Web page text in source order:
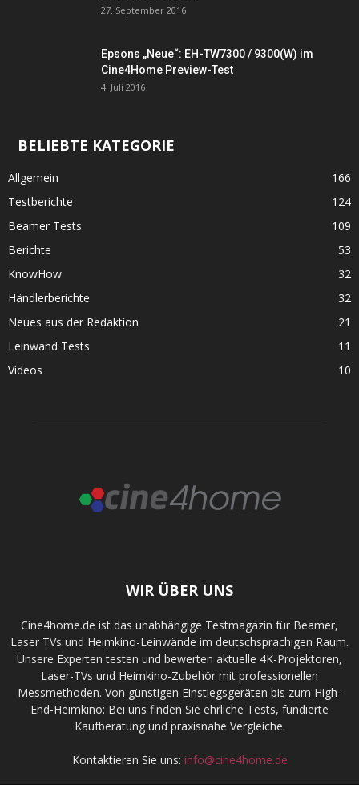
27. September 2016
Epsons „Neue“: EH-TW7300 / 9300(W) im
Cine4Home Preview-Test
4. Juli 2016
BELIEBTE KATEGORIE
Allgemein
166
Testberichte
124
Beamer Tests
109
Berichte
53
KnowHow
32
Händlerberichte
32
Neues aus der Redaktion
21
Leinwand Tests
11
Videos
10
WIR ÜBER UNS
Cine4home.de ist das unabhängige Testmagazin für Beamer,
Laser TVs und Heimkino-Leinwände im deutschsprachigen Raum.
Unsere Experten testen und bewerten aktuelle 4K-Projektoren,
Laser-TVs und Heimkino-Zubehör mit professionellen
Messmethoden. Von günstigen Einstiegsgeräten bis zum High-
End-Heimkino: Bei uns finden Sie ehrliche Tests, fundierte
Kaufberatung und praxisnahe Vergleiche.
Kontaktieren Sie uns: info@cine4home.de